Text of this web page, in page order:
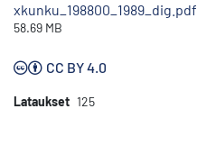
xkunku_198800_1989_dig.pdf
58.69 MB
CC BY 4.0
Lataukset 125